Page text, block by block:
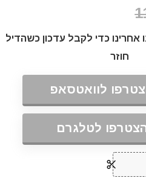
אחרינו כדי לקבל עדכון כשהדיל
חוזר
לוואטסאפ
לטלגרם